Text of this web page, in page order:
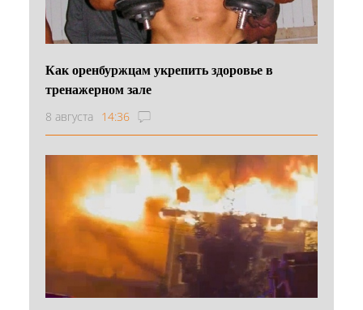
Как оренбуржцам укрепить здоровье в
тренажерном зале
8 августа 14:36